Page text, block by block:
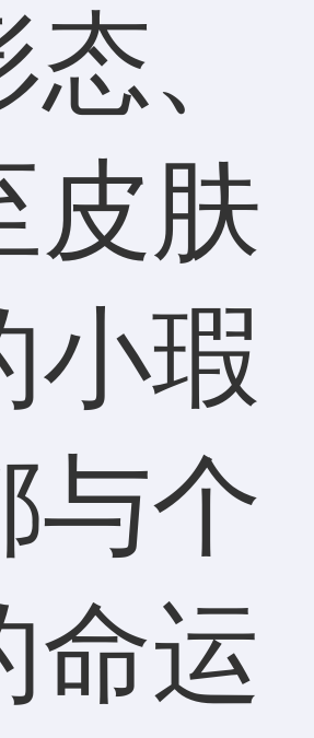
、
皮肤
小瑕
与个
命运